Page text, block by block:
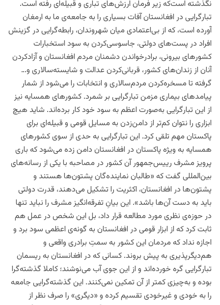
نگذشته است‌که زیر فرمان ارزش‌های تباری و قبیله‌ای رفته است.
تبارگرایی در افغانستان آفات بسیاری را به جامعه‌ی ما به ارمغان
آورده است، که از بی‌اعتمادی میان شهروندان، رابطه‌گرایی در گزینش
افراد در پست‌های دولتی، جاسوسی‌کردن به سود استخبارات
کشورهای بیرونی، برادرخواندن دشمنان مردم افغانستان و آزادکردن
آنان از زندان‌های کشور، قربانی‌کردن عدالت و شایسته‌سالاری و…
گرفته تا مسخره‌کردن مردم‌سالاری و انتخابات را می‌شود از شمار
پیامدهای بیماری مزمن تبارگرایی بر شمرد. کشورهای همسایه نیز
از این تبارگرایی به‌صورت اعظم به سود خود کار برده‌اند. شاید هیچ
ابزاری را نتوان کم‌تر از دامن‌زدن به مسایل قومی و قبیله‌ای برای
پاکستان مهم تلقی کرد. این تبارگرایی به حدی از سوی کشورهای
همسایه به ویژه پاکستان در افغانستان دامن زده می‌شود که باری
پرویز مشرف رییس‌جمهور آن کشور در مصاحبه با یکی از رسانه‌های
بین‌المللی گفت که «طالبان نماینده‌گان پشتون‌ها هستند و
پشتون‌ها در افغانستان، اکثریت را تشکیل می‌دهند، قدرت دولتی
باید به دست آن‌ها باشد». این بیانِ تفرقه‌انگیز مشرف را نباید تنها
در حوزه‌ی نظری مورد مطالعه قرار داد، بل این شخص در عمل هم
ثابت کرد که از ابزار قومی در افغانستان به گونه‌ی اعظمی سود برد و
اجازه نداد که مردمان این کشور به سمتِ برادری واقعی و
هم‌دیگرپذیری به پیش بروند. کسانی که در افغانستان به ریسمان
تبارگرایی گره خورده‌اند و از این جوی آب می‌نوشند؛ کاملا گذشته‌گرا
بوده و به‌چیزی کمتر از آن تمکین نمی‌کنند. این گذشته‌گرایی جامعه
را به خودی و غیرخودی تقسیم کرده و «دیگری» را صرف نظر از